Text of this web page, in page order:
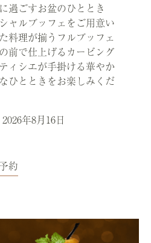
過ごすお盆のひととき
ャルブッフェをご用意い
料理が揃うフルブッフェ
前で仕上げるカービング
ィシエが手掛ける華やか
ひとときをお楽しみくだ
年8月16日
約